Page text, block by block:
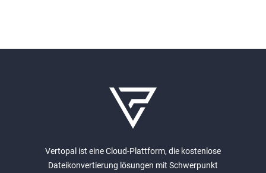
Vertopal ist eine Cloud-Plattform, die kostenlose
Dateikonvertierung lösungen mit Schwerpunkt